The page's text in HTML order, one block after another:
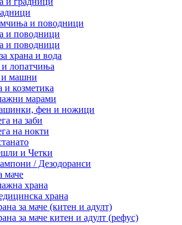
и поводници
и поводници
и поводници
храна и вода
и лопатчиња
машни
и козметика
марами
фен и ножици
на заби
на нокти
и Четки
/ Дезодоранси
маче
храна
храна
за маче (китен и адулт)
за маче китен и адулт (рефус)